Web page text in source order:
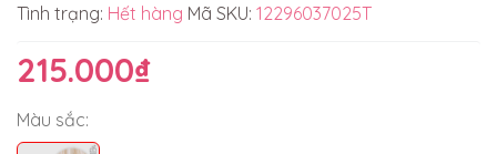
Tình trạng: Hết hàng Mã SKU: 12296037025T
215.000₫
Màu sắc: